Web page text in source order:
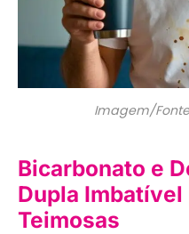
Imagem/
Bicarbonato e
Dupla
Teimosas